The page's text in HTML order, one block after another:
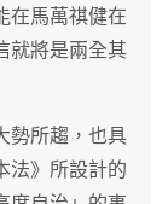
在馬萬祺健在
就將是兩全其
勢所趨，也具
法》所設計的